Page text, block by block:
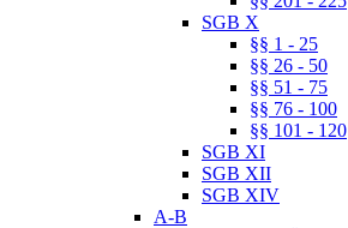
SGB X
§§ 1 - 25
§§ 26 - 50
§§ 51 - 75
§§ 76 - 100
§§ 101 - 120
SGB XI
SGB XII
SGB XIV
A-B